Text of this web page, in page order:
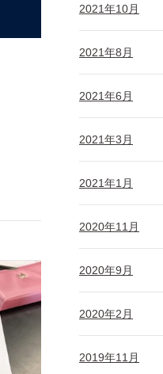
2021年10月
2021年8月
2021年6月
2021年3月
2021年1月
2020年11月
2020年9月
2020年2月
2019年11月